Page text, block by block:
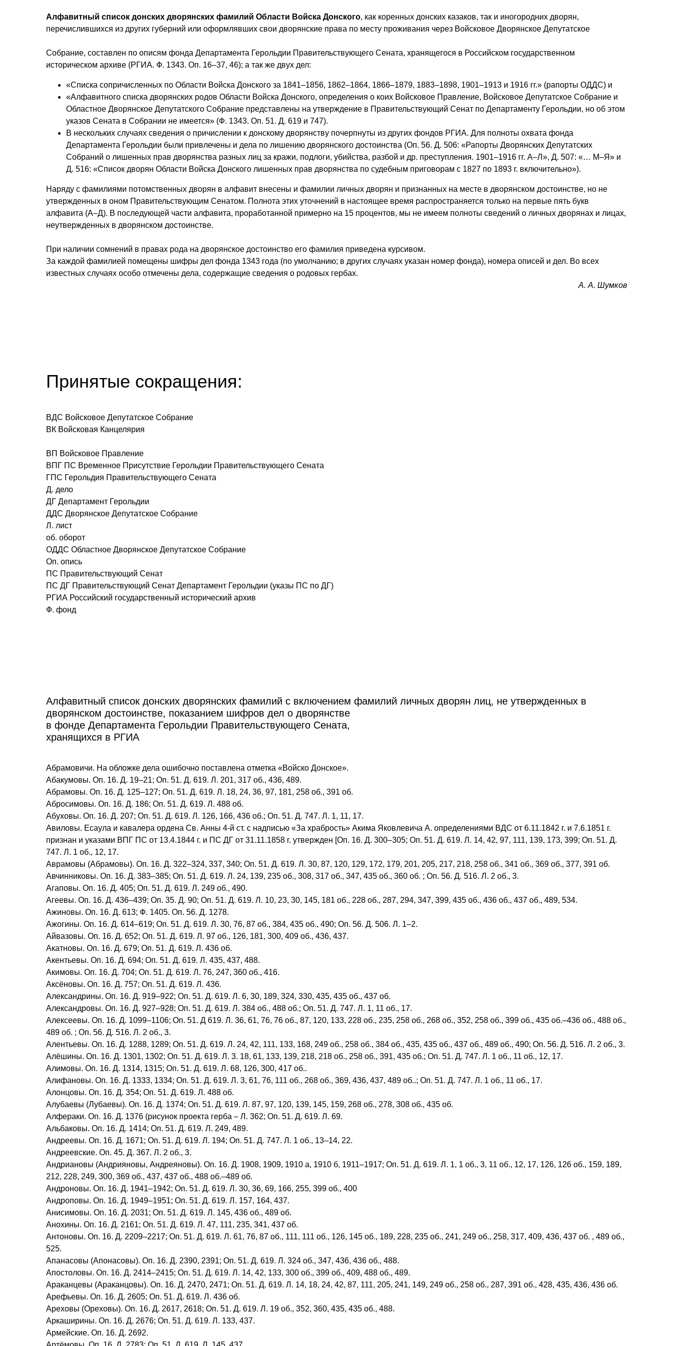
Алфавитный список донских дворянских фамилий Области Войска Донского, как коренных донских казаков, так и иногородних дворян,
перечислившихся из других губерний или оформлявших свои дворянские права по месту проживания через Войсковое Дворянское Депутатское
Собрание, составлен по описям фонда Департамента Герольдии Правительствующего Сената, хранящегося в Российском государственном
историческом архиве (РГИА. Ф. 1343. Оп. 16–37, 46); а так же двух дел:
«Списка сопричисленных по Области Войска Донского за 1841–1856, 1862–1864, 1866–1879, 1883–1898, 1901–1913 и 1916 гг.» (рапорты ОДДС) и
«Алфавитного списка дворянских родов Области Войска Донского, определения о коих Войсковое Правление, Войсковое Депутатское Собрание и
Областное Дворянское Депутатского Собрание представлены на утверждение в Правительствующий Сенат по Департаменту Герольдии, но об этом
указов Сената в Собрании не имеется» (Ф. 1343. Оп. 51. Д. 619 и 747).
В нескольких случаях сведения о причислении к донскому дворянству почерпнуты из других фондов РГИА. Для полноты охвата фонда
Департамента Герольдии были привлечены и дела по лишению дворянского достоинства (Оп. 56. Д. 506: «Рапорты Дворянских Депутатских
Собраний о лишенных прав дворянства разных лиц за кражи, подлоги, убийства, разбой и др. преступления. 1901–1916 гг. А–Л», Д. 507: «… М–Я» и
Д. 516: «Список дворян Области Войска Донского лишенных прав дворянства по судебным приговорам с 1827 по 1893 г. включительно»).
Наряду с фамилиями потомственных дворян в алфавит внесены и фамилии личных дворян и признанных на месте в дворянском достоинстве, но не
утвержденных в оном Правительствующим Сенатом. Полнота этих уточнений в настоящее время распространяется только на первые пять букв
алфавита (А–Д). В последующей части алфавита, проработанной примерно на 15 процентов, мы не имеем полноты сведений о личных дворянах и лицах,
неутвержденных в дворянском достоинстве.
При наличии сомнений в правах рода на дворянское достоинство его фамилия приведена курсивом.
За каждой фамилией помещены шифры дел фонда 1343 года (по умолчанию; в других случаях указан номер фонда), номера описей и дел. Во всех
известных случаях особо отмечены дела, содержащие сведения о родовых гербах.
А. А. Шумков
Принятые сокращения:
ВДС Войсковое Депутатское Собрание
ВК Войсковая Канцелярия
ВП Войсковое Правление
ВПГ ПС Временное Присутствие Герольдии Правительствующего Сената
ГПС Герольдия Правительствующего Сената
Д. дело
ДГ Департамент Герольдии
ДДС Дворянское Депутатское Собрание
Л. лист
об. оборот
ОДДС Областное Дворянское Депутатское Собрание
Оп. опись
ПС Правительствующий Сенат
ПС ДГ Правительствующий Сенат Департамент Герольдии (указы ПС по ДГ)
РГИА Российский государственный исторический архив
Ф. фонд
Алфавитный список донских дворянских фамилий с включением фамилий личных дворян лиц, не утвержденных в
дворянском достоинстве, показанием шифров дел о дворянстве
в фонде Департамента Герольдии Правительствующего Сената,
хранящихся в РГИА
Абрамовичи. На обложке дела ошибочно поставлена отметка «Войско Донское».
Абакумовы. Оп. 16. Д. 19–21; Оп. 51. Д. 619. Л. 201, 317 об., 436, 489.
Абрамовы. Оп. 16. Д. 125–127; Оп. 51. Д. 619. Л. 18, 24, 36, 97, 181, 258 об., 391 об.
Абросимовы. Оп. 16. Д. 186; Оп. 51. Д. 619. Л. 488 об.
Абуховы. Оп. 16. Д. 207; Оп. 51. Д. 619. Л. 126, 166, 436 об.; Оп. 51. Д. 747. Л. 1, 11, 17.
Авиловы. Есаула и кавалера ордена Св. Анны 4-й ст. с надписью «За храбрость» Акима Яковлевича А. определениями ВДС от 6.11.1842 г. и 7.6.1851 г.
признан и указами ВПГ ПС от 13.4.1844 г. и ПС ДГ от 31.11.1858 г. утвержден [Оп. 16. Д. 300–305; Оп. 51. Д. 619. Л. 14, 42, 97, 111, 139, 173, 399; Оп. 51. Д.
747. Л. 1 об., 12, 17.
Аврамовы (Абрамовы). Оп. 16. Д. 322–324, 337, 340; Оп. 51. Д. 619. Л. 30, 87, 120, 129, 172, 179, 201, 205, 217, 218, 258 об., 341 об., 369 об., 377, 391 об.
Авчинниковы. Оп. 16. Д. 383–385; Оп. 51. Д. 619. Л. 24, 139, 235 об., 308, 317 об., 347, 435 об., 360 об. ; Оп. 56. Д. 516. Л. 2 об., 3.
Агаповы. Оп. 16. Д. 405; Оп. 51. Д. 619. Л. 249 об., 490.
Агеевы. Оп. 16. Д. 436–439; Оп. 35. Д. 90; Оп. 51. Д. 619. Л. 10, 23, 30, 145, 181 об., 228 об., 287, 294, 347, 399, 435 об., 436 об., 437 об., 489, 534.
Ажиновы. Оп. 16. Д. 613; Ф. 1405. Оп. 56. Д. 1278.
Ажогины. Оп. 16. Д. 614–619; Оп. 51. Д. 619. Л. 30, 76, 87 об., 384, 435 об., 490; Оп. 56. Д. 506. Л. 1–2.
Айвазовы. Оп. 16. Д. 652; Оп. 51. Д. 619. Л. 97 об., 126, 181, 300, 409 об., 436, 437.
Акатновы. Оп. 16. Д. 679; Оп. 51. Д. 619. Л. 436 об.
Акентьевы. Оп. 16. Д. 694; Оп. 51. Д. 619. Л. 435, 437, 488.
Акимовы. Оп. 16. Д. 704; Оп. 51. Д. 619. Л. 76, 247, 360 об., 416.
Аксёновы. Оп. 16. Д. 757; Оп. 51. Д. 619. Л. 436.
Александрины. Оп. 16. Д. 919–922; Оп. 51. Д. 619. Л. 6, 30, 189, 324, 330, 435, 435 об., 437 об.
Александровы. Оп. 16. Д. 927–928; Оп. 51. Д. 619. Л. 384 об., 488 об.; Оп. 51. Д. 747. Л. 1, 11 об., 17.
Алексеевы. Оп. 16. Д. 1099–1106; Оп. 51. Д 619. Л. 36, 61, 76, 76 об., 87, 120, 133, 228 об., 235, 258 об., 268 об., 352, 258 об., 399 об., 435 об.–436 об., 488 об.,
489 об. ; Оп. 56. Д. 516. Л. 2 об., 3.
Алентьевы. Оп. 16. Д. 1288, 1289; Оп. 51. Д. 619. Л. 24, 42, 111, 133, 168, 249 об., 258 об., 384 об., 435, 435 об., 437 об., 489 об., 490; Оп. 56. Д. 516. Л. 2 об., 3.
Алёшины. Оп. 16. Д. 1301, 1302; Оп. 51. Д. 619. Л. 3. 18, 61, 133, 139, 218, 218 об., 258 об., 391, 435 об.; Оп. 51. Д. 747. Л. 1 об., 11 об., 12, 17.
Алимовы. Оп. 16. Д. 1314, 1315; Оп. 51. Д. 619. Л. 68, 126, 300, 417 об..
Алифановы. Оп. 16. Д. 1333, 1334; Оп. 51. Д. 619. Л. 3, 61, 76, 111 об., 268 об., 369, 436, 437, 489 об..; Оп. 51. Д. 747. Л. 1 об., 11 об., 17.
Алонцовы. Оп. 16. Д. 354; Оп. 51. Д. 619. Л. 488 об.
Алубаевы (Лубаевы). Оп. 16. Д. 1374; Оп. 51. Д. 619. Л. 87, 97, 120, 139, 145, 159, 268 об., 278, 308 об., 435 об.
Алфераки. Оп. 16. Д. 1376 (рисунок проекта герба – Л. 362; Оп. 51. Д. 619. Л. 69.
Альбаковы. Оп. 16. Д. 1414; Оп. 51. Д. 619. Л. 249, 489.
Андреевы. Оп. 16. Д. 1671; Оп. 51. Д. 619. Л. 194; Оп. 51. Д. 747. Л. 1 об., 13–14, 22.
Андреевские. Оп. 45. Д. 367. Л. 2 об., 3.
Андриановы (Андрияновы, Андреяновы). Оп. 16. Д. 1908, 1909, 1910 а, 1910 б, 1911–1917; Оп. 51. Д. 619. Л. 1, 1 об., 3, 11 об., 12, 17, 126, 126 об., 159, 189,
212, 228, 249, 300, 369 об., 437, 437 об., 488 об.–489 об.
Андроновы. Оп. 16. Д. 1941–1942; Оп. 51. Д. 619. Л. 30, 36, 69, 166, 255, 399 об., 400
Андроповы. Оп. 16. Д. 1949–1951; Оп. 51. Д. 619. Л. 157, 164, 437.
Анисимовы. Оп. 16. Д. 2031; Оп. 51. Д. 619. Л. 145, 436 об., 489 об.
Анохины. Оп. 16. Д. 2161; Оп. 51. Д. 619. Л. 47, 111, 235, 341, 437 об.
Антоновы. Оп. 16. Д. 2209–2217; Оп. 51. Д. 619. Л. 61, 76, 87 об., 111, 111 об., 126, 145 об., 189, 228, 235 об., 241, 249 об., 258, 317, 409, 436, 437 об. , 489 об.,
525.
Апанасовы (Апонасовы). Оп. 16. Д. 2390, 2391; Оп. 51. Д. 619. Л. 324 об., 347, 436, 436 об., 488.
Апостоловы. Оп. 16. Д. 2414–2415; Оп. 51. Д. 619. Л. 14, 42, 133, 300 об., 399 об., 409, 488 об., 489.
Араканцевы (Араканцовы). Оп. 16. Д. 2470, 2471; Оп. 51. Д. 619. Л. 14, 18, 24, 42, 87, 111, 205, 241, 149, 249 об., 258 об., 287, 391 об., 428, 435, 436, 436 об.
Арефьевы. Оп. 16. Д. 2605; Оп. 51. Д. 619. Л. 436 об.
Ареховы (Ореховы). Оп. 16. Д. 2617, 2618; Оп. 51. Д. 619. Л. 19 об., 352, 360, 435, 435 об., 488.
Аркаширины. Оп. 16. Д. 2676; Оп. 51. Д. 619. Л. 133, 437.
Армейские. Оп. 16. Д. 2692.